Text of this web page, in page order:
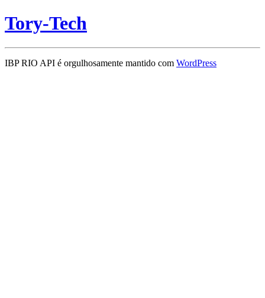
Tory-Tech
IBP RIO API é orgulhosamente mantido com WordPress